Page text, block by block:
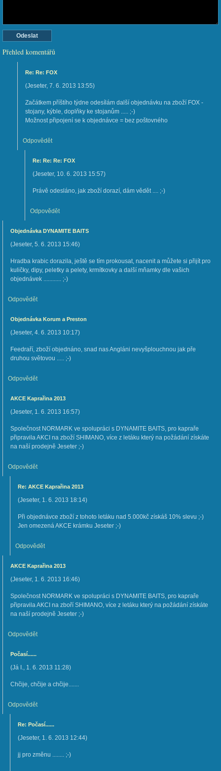
Přehled komentářů
Re: Re: FOX
(Jeseter, 7. 6. 2013 13:55)
Začátkem příštího týdne odesílám další objednávku na zboží FOX -
stojany, kýble, doplňky ke stojanům ..... ;-)
Možnost připojení se k objednávce = bez poštovného
Odpovědět
Re: Re: Re: FOX
(Jeseter, 10. 6. 2013 15:57)
Právě odesláno, jak zboží dorazí, dám vědět .... ;-)
Odpovědět
Objednávka DYNAMITE BAITS
(Jeseter, 5. 6. 2013 15:46)
Hradba krabic dorazila, ještě se tím prokousat, nacenit a můžete si přijít pro
kuličky, dipy, peletky a pelety, krmítkovky a další mňamky dle vašich
objednávek ............ ;-)
Odpovědět
Objednávka Korum a Preston
(Jeseter, 4. 6. 2013 10:17)
Feedraří, zboží objednáno, snad nas Angláni nevyšplouchnou jak pře
druhou světovou ..... ;-)
Odpovědět
AKCE Kaprařina 2013
(Jeseter, 1. 6. 2013 16:57)
Společnost NORMARK ve spolupráci s DYNAMITE BAITS, pro kapraře
připravila AKCI na zboží SHIMANO, více z letáku který na požádání získáte
na naší prodejně Jeseter ;-)
Odpovědět
Re: AKCE Kaprařina 2013
(Jeseter, 1. 6. 2013 18:14)
Při objednávce zboží z tohoto letáku nad 5.000kč získáš 10% slevu ;-)
Jen omezená AKCE krámku Jeseter ;-)
Odpovědět
AKCE Kaprařina 2013
(Jeseter, 1. 6. 2013 16:46)
Společnost NORMARK ve spolupráci s DYNAMITE BAITS, pro kapraře
připravila AKCI na zboří SHIMANO, více z letáku který na požádání získáte
na naší prodejně Jeseter ;-)
Odpovědět
Počasí......
(Já I., 1. 6. 2013 11:28)
Chčije, chčije a chčije.......
Odpovědět
Re: Počasí......
(Jeseter, 1. 6. 2013 12:44)
jj pro změnu ........ ;-)